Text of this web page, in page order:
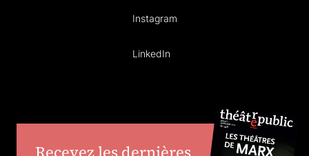
Instagram
LinkedIn